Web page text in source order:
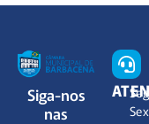
Siga-nos
nas